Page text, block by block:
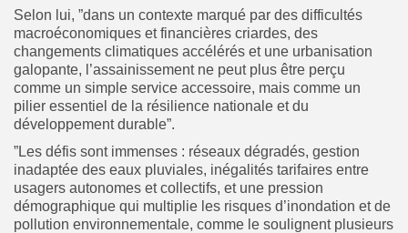
Selon lui, ”dans un contexte marqué par des difficultés
macroéconomiques et financières criardes, des
changements climatiques accélérés et une urbanisation
galopante, l’assainissement ne peut plus être perçu
comme un simple service accessoire, mais comme un
pilier essentiel de la résilience nationale et du
développement durable”.
”Les défis sont immenses : réseaux dégradés, gestion
inadaptée des eaux pluviales, inégalités tarifaires entre
usagers autonomes et collectifs, et une pression
démographique qui multiplie les risques d’inondation et de
pollution environnementale, comme le soulignent plusieurs